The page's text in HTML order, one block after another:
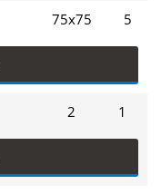
75х75 5
2 1